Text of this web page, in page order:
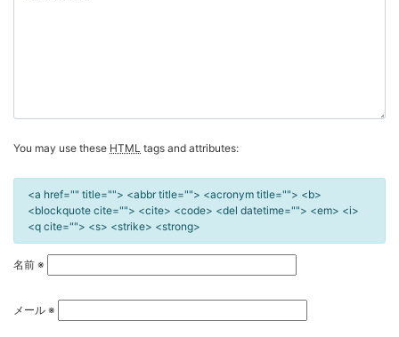
You may use these HTML tags and attributes:
<a href="" title=""> <abbr title=""> <acronym title=""> <b>
<blockquote cite=""> <cite> <code> <del datetime=""> <em> <i>
<q cite=""> <s> <strike> <strong>
名前 ※
メール ※